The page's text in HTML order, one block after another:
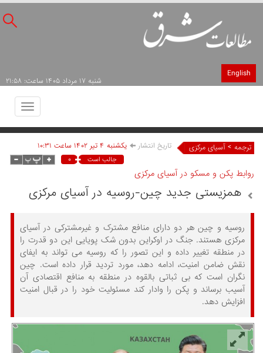
English
شنبه ۱۷ مرداد ۱۴۰۵ ساعت: ۲۱:۵۸
Toggle
ترجمه > آسیای مرکزی تاریخ انتشار يکشنبه ۴ تير ۱۴۰۲ ساعت ۱۰:۳۱
جالب است ۰
روابط پکن و مسکو در آسیای مرکزی
همزیستی جدید چین-روسیه در آسیای مرکزی
روسیه و چین هر دو دارای منافع مشترک و غیرمشترکی در آسیای
مرکزی هستند. جنگ در اوکراین بدون شک پویایی این دو قدرت را
در منطقه تغییر داده و این تصور را که روسیه می تواند به ایفای
نقش ضامن امنیت، ادامه دهد، مورد تردید قرار داده است. چین
نگران است که بی ثباتی بالقوه در منطقه به منافع اقتصادی آن
آسیب برساند و پکن را وادار کند مسئولیت خود را در قبال امنیت
افزایش دهد.